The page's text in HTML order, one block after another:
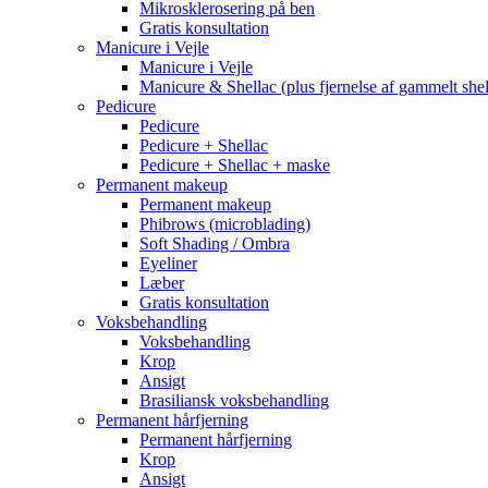
Mikrosklerosering på ben
Gratis konsultation
Manicure i Vejle
Manicure i Vejle
Manicure & Shellac (plus fjernelse af gammelt
Pedicure
Pedicure
Pedicure + Shellac
Pedicure + Shellac + maske
Permanent makeup
Permanent makeup
Phibrows (microblading)
Soft Shading / Ombra
Eyeliner
Læber
Gratis konsultation
Voksbehandling
Voksbehandling
Krop
Ansigt
Brasiliansk voksbehandling
Permanent hårfjerning
Permanent hårfjerning
Krop
Ansigt